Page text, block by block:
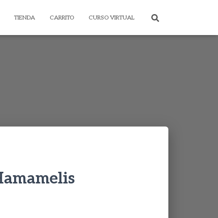
TIENDA CARRITO CURSO VIRTUAL